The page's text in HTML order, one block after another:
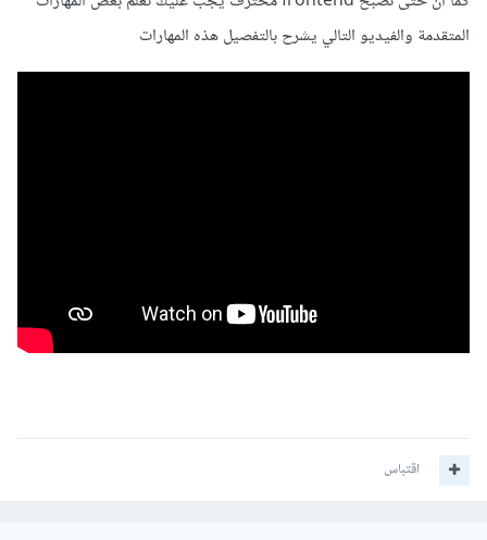
المتقدمة والفيديو التالي يشرح بالتفصيل هذه المهارات
اقتباس